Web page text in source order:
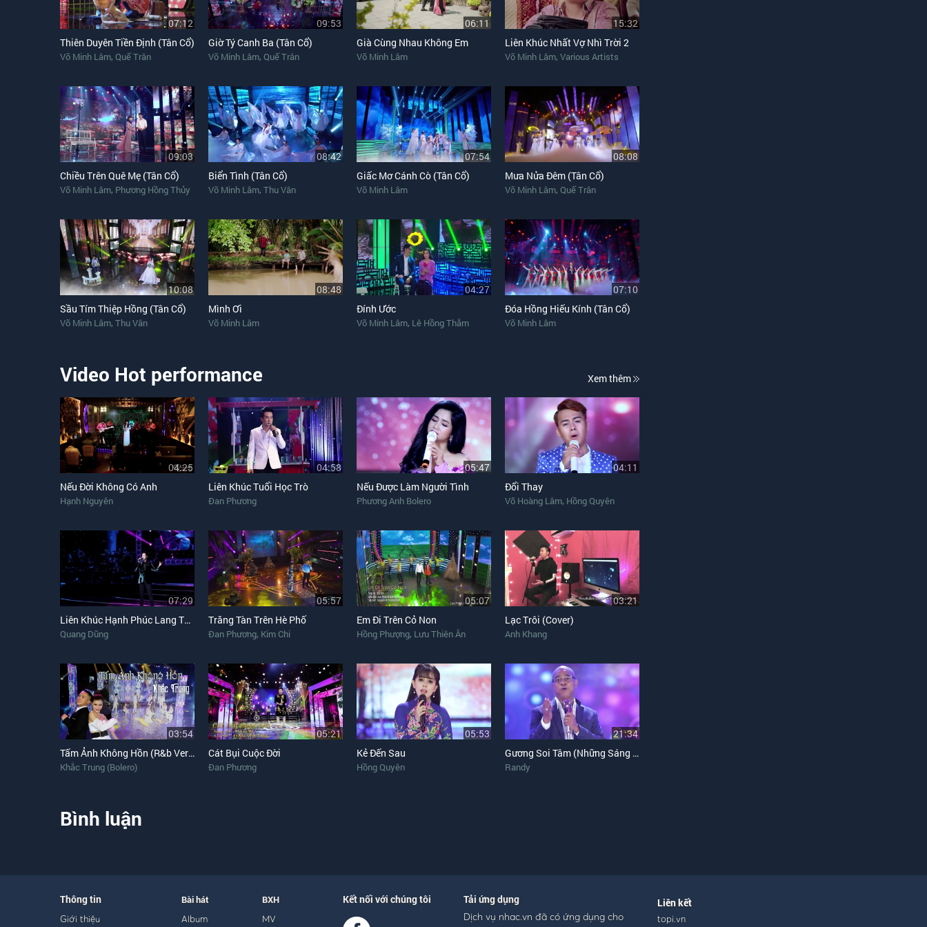
07:12
Thiên Duyên Tiền Định (Tân Cổ)
Võ Minh Lâm, Quế Trân
09:53
Giờ Tý Canh Ba (Tân Cổ)
Võ Minh Lâm, Quế Trân
06:11
Già Cùng Nhau Không Em
Võ Minh Lâm
15:32
Liên Khúc Nhất Vợ Nhì Trời 2
Võ Minh Lâm, Various Artists
09:03
Chiều Trên Quê Mẹ (Tân Cổ)
Võ Minh Lâm, Phương Hồng Thủy
08:42
Biển Tình (Tân Cổ)
Võ Minh Lâm, Thu Vân
07:54
Giấc Mơ Cánh Cò (Tân Cổ)
Võ Minh Lâm
08:08
Mưa Nửa Đêm (Tân Cổ)
Võ Minh Lâm, Quế Trân
10:08
Sầu Tím Thiệp Hồng (Tân Cổ)
Võ Minh Lâm, Thu Vân
08:48
Mình Ơi
Võ Minh Lâm
04:27
Đính Ước
Võ Minh Lâm, Lê Hồng Thắm
07:10
Đóa Hồng Hiếu Kính (Tân Cổ)
Võ Minh Lâm
Video Hot performance Xem thêm
04:25
Nếu Đời Không Có Anh
Hạnh Nguyên
04:58
Liên Khúc Tuổi Học Trò
Đan Phương
05:47
Nếu Được Làm Người Tình
Phương Anh Bolero
04:11
Đổi Thay
Võ Hoàng Lâm, Hồng Quyên
07:29
Liên Khúc Hạnh Phúc Lang Thang, Đêm Cuối Cùng, Chờ Người
Quang Dũng
05:57
Trăng Tàn Trên Hè Phố
Đan Phương, Kim Chi
05:07
Em Đi Trên Cỏ Non
Hồng Phượng, Lưu Thiên Ân
03:21
Lạc Trôi (Cover)
Anh Khang
03:54
Tấm Ảnh Không Hồn (R&b Version)
Khắc Trung (Bolero)
05:21
Cát Bụi Cuộc Đời
Đan Phương
05:53
Kẻ Đến Sau
Hồng Quyên
21:34
Gương Soi Tâm (Những Sáng Tác Của Randy)
Randy
Bình luận
Thông tin
Giới thiệu
Bài hát
Album
BXH
MV
Kết nối với chúng tôi Tải ứng dụng
Dịch vụ nhac.vn đã có ứng dụng cho
Liên kết
topi.vn